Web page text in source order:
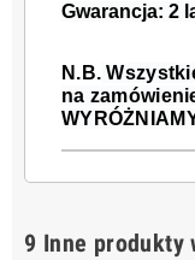
Gwarancja: 2
N.B.
na
9 Inne produkty